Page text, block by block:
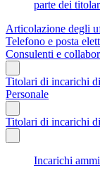
parte dei
Articolazione degli
Telefono e posta
Consulenti e
Titolari di incarichi
Personale
Titolari di incarichi
Incarichi